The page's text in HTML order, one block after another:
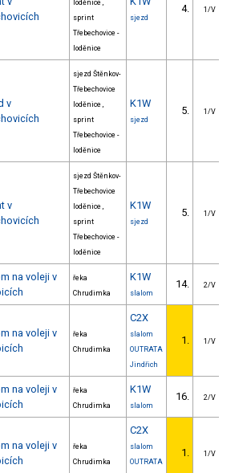
loděnice ,
sprint
Třebechovice -
loděnice
sjezd
4. 1/V
v
sjezd Štěnkov-
Třebechovice
loděnice ,
sprint
Třebechovice -
loděnice
K1W
sjezd
5. 1/V
v
sjezd Štěnkov-
Třebechovice
loděnice ,
sprint
Třebechovice -
loděnice
K1W
sjezd
5. 1/V
na voleji v
řeka
Chrudimka
K1W
slalom
14. 2/V
na voleji v
řeka
Chrudimka
C2X
slalom
OUTRATA
Jindřich
1. 1/V
na voleji v
řeka
Chrudimka
K1W
slalom
16. 2/V
na voleji v
řeka
Chrudimka
C2X
slalom
OUTRATA
1. 1/V